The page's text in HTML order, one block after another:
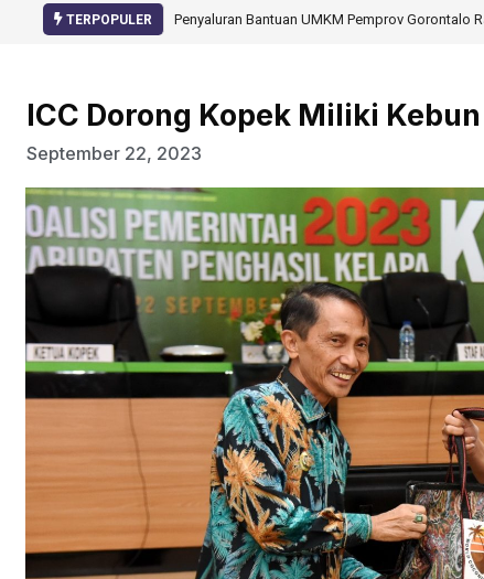
TERPOPULER Gorontalo Ikut Dukung Program SMA Unggul
ICC Dorong Kopek Miliki
September 22, 2023